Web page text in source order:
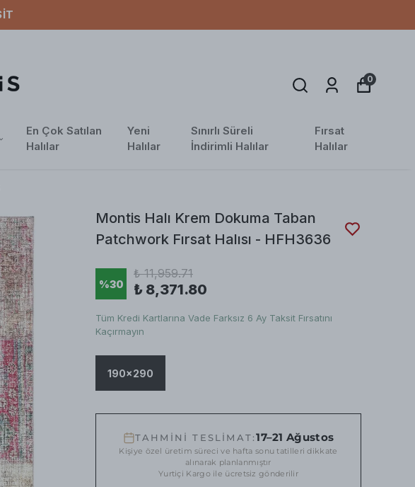
En Çok Satılan
Halılar
Yeni
Halılar
Sınırlı Süreli
İndirimli Halılar
Fırsat
Halılar
0
Montis Halı Krem Dokuma Taban
Patchwork Fırsat Halısı - HFH3636
%30
₺ 11,959.71
₺ 8,371.80
Tüm Kredi Kartlarına Vade Farksız 6 Ay Taksit Fırsatını
Kaçırmayın
190x290
TAHMİNİ TESLİMAT:17–21 Ağustos
Kişiye özel üretim süreci ve hafta sonu tatilleri dikkate
alınarak planlanmıştır
Yurtiçi Kargo ile ücretsiz gönderilir